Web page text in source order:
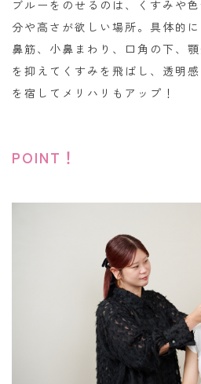
ブルーをのせるのは、くすみや
分や高さが欲しい場所。具体的
鼻筋、小鼻まわり、口角の下、
を抑えてくすみを飛ばし、透明
を宿してメリハリもアップ！
POINT！